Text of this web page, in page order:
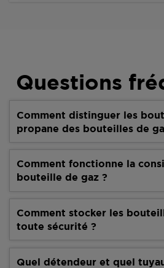
Questions
Comment distinguer les
propane des bouteilles de
Comment fonctionne la
bouteille de gaz ?
Comment stocker les
toute sécurité ?
Quel détendeur et quel